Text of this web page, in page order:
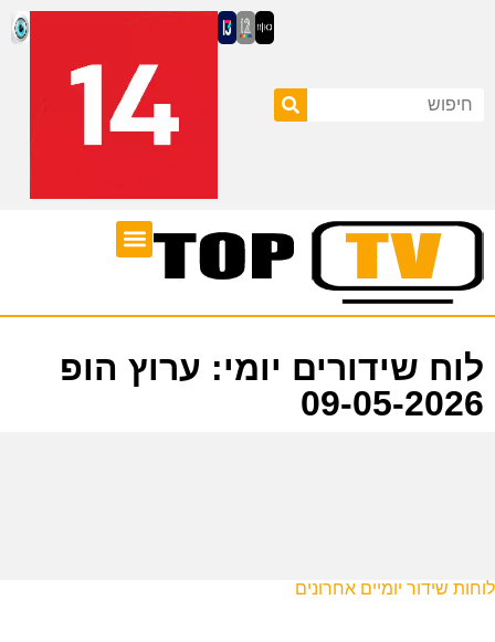
לוח שידורים יומי: ערוץ הופ
09-05-2026
לוחות שידור יומיים אחרונים